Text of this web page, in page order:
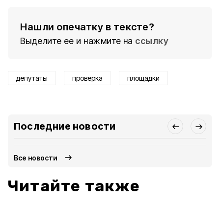
Нашли опечатку в тексте?
Выделите ее и нажмите на ссылку
депутаты проверка площадки
Последние новости
Все новости
Читайте также